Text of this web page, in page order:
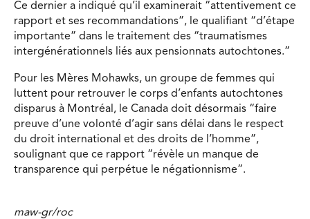
Ce dernier a indiqué qu’il examinerait “attentivement ce
rapport et ses recommandations”, le qualifiant “d’étape
importante” dans le traitement des “traumatismes
intergénérationnels liés aux pensionnats autochtones.”
Pour les Mères Mohawks, un groupe de femmes qui
luttent pour retrouver le corps d’enfants autochtones
disparus à Montréal, le Canada doit désormais “faire
preuve d’une volonté d’agir sans délai dans le respect
du droit international et des droits de l’homme”,
soulignant que ce rapport “révèle un manque de
transparence qui perpétue le négationnisme”.
maw-gr/roc